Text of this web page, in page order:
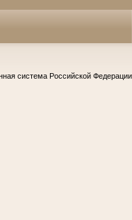
система Российской